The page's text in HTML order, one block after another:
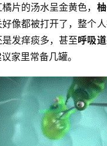
片的汤水呈金黄色，
像都被打开了，整个
发痒痰多，甚至呼吸
家里常备几罐。